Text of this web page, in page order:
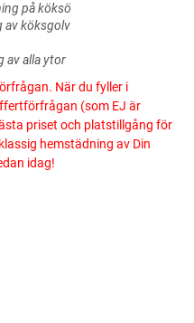
på köksö
av köksgolv
av alla ytor
När du fyller i
(som EJ är
priset och platstillgång för
hemstädning av Din
idag!